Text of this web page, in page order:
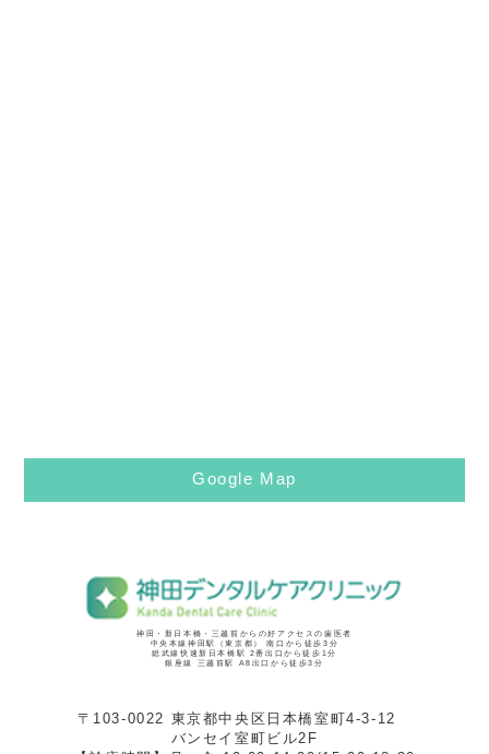
Google Map
神田・新日本橋・三越前からの好アクセスの歯医者
中央本線神田駅（東京都） 南口から徒歩3分
総武線快速新日本橋駅 2番出口から徒歩1分
銀座線 三越前駅 A8出口から徒歩3分
〒103-0022 東京都中央区日本橋室町4-3-12
バンセイ室町ビル2F